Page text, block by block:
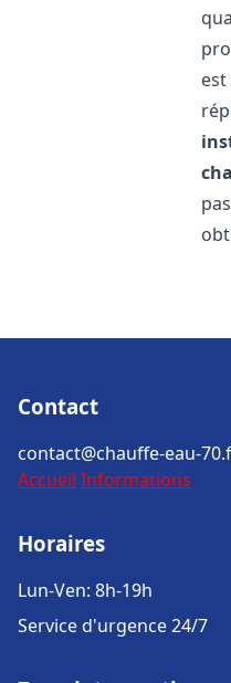
Contact
contact@chauffe-eau-
Accueil Informations
Horaires
Lun-Ven: 8h-19h
Service d'urgence 24/7